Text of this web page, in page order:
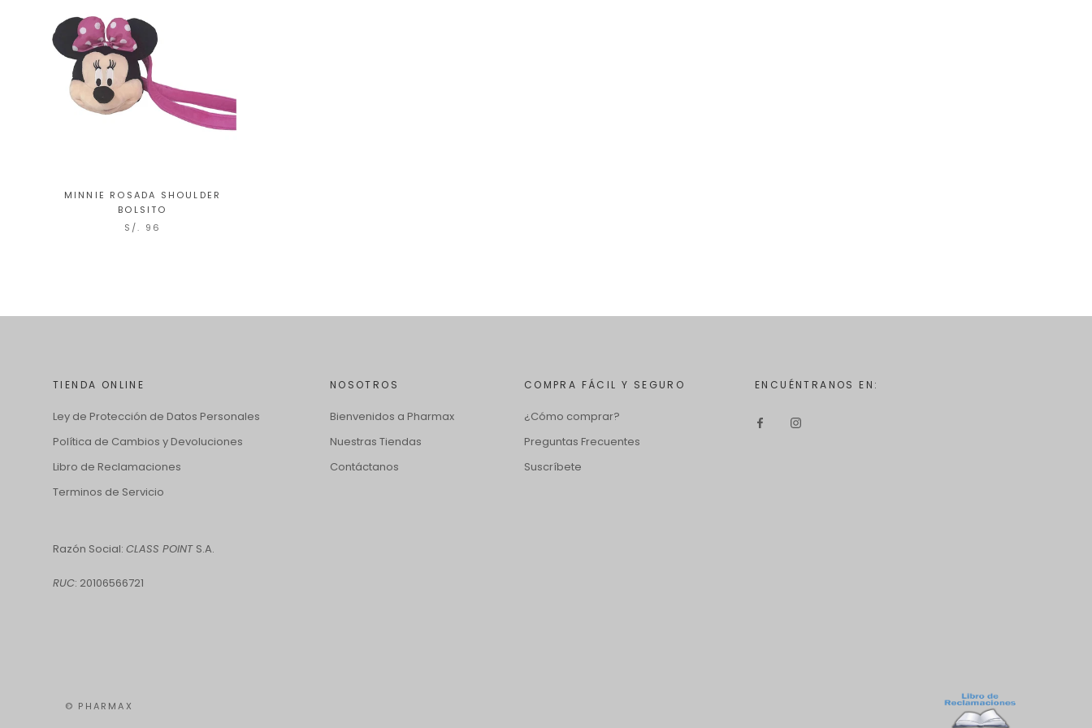
MINNIE ROSADA SHOULDER
BOLSITO
S/. 96
TIENDA ONLINE
Ley de Protección de Datos Personales
Política de Cambios y Devoluciones
Libro de Reclamaciones
Terminos de Servicio
NOSOTROS
Bienvenidos a Pharmax
Nuestras Tiendas
Contáctanos
COMPRA FÁCIL Y SEGURO
¿Cómo comprar?
Preguntas Frecuentes
Suscríbete
ENCUÉNTRANOS EN:
Razón Social: CLASS POINT S.A.
RUC: 20106566721
© PHARMAX